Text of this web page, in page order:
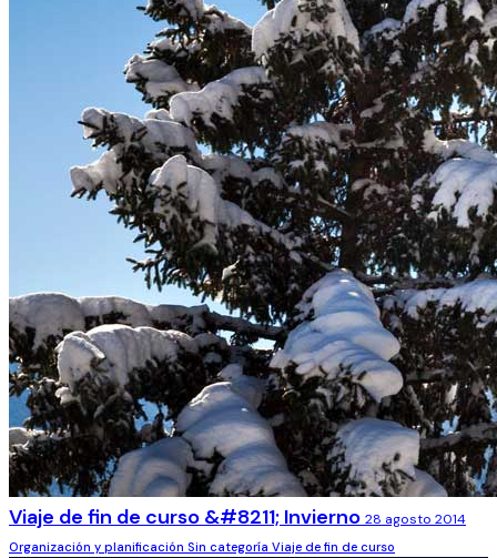
Viaje de fin de curso &#8211; Invierno 28 agosto 2014
Organización y planificación Sin categoría Viaje de fin de curso